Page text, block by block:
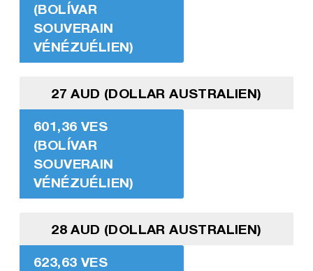
(BOLÍVAR
SOUVERAIN
VÉNÉZUÉLIEN)
27 AUD (DOLLAR AUSTRALIEN)
601,36 VES
(BOLÍVAR
SOUVERAIN
VÉNÉZUÉLIEN)
28 AUD (DOLLAR AUSTRALIEN)
623,63 VES